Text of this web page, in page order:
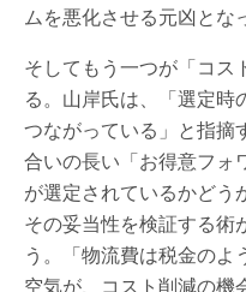
ムを悪化させる元凶とな
そしてもう一つが「コス
る。山岸氏は、「選定時
つながっている」と指摘
合いの長い「お得意フォ
が選定されているかどう
その妥当性を検証する術
う。「物流費は税金のよ
空気が、コスト削減の機